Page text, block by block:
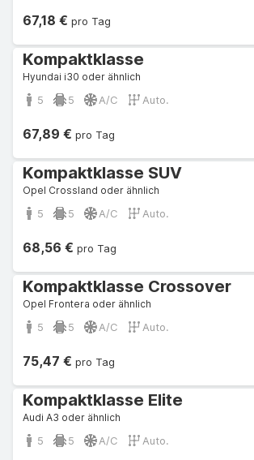
67,18 € pro Tag
Kompaktklasse
Hyundai i30 oder ähnlich
5 5 A/C Auto.
67,89 € pro Tag
Kompaktklasse SUV
Opel Crossland oder ähnlich
5 5 A/C Auto.
68,56 € pro Tag
Kompaktklasse Crossover
Opel Frontera oder ähnlich
5 5 A/C Auto.
75,47 € pro Tag
Kompaktklasse Elite
Audi A3 oder ähnlich
5 5 A/C Auto.